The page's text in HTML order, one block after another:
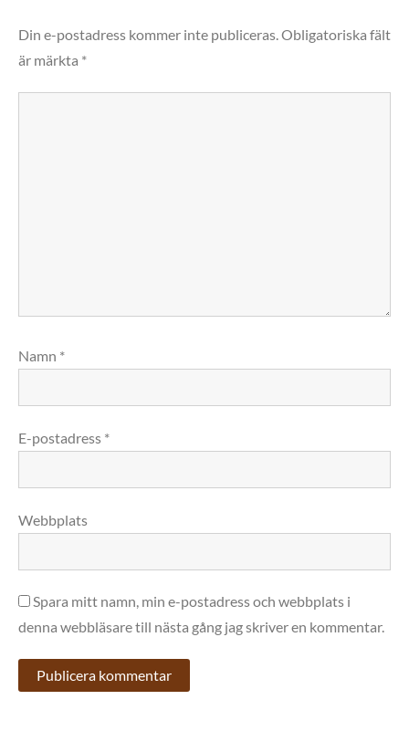
Din e-postadress kommer inte publiceras.Obligatoriska fält
är märkta *
Namn *
E-postadress *
Webbplats
Spara mitt namn, min e-postadress och webbplats i
denna webbläsare till nästa gång jag skriver en kommentar.